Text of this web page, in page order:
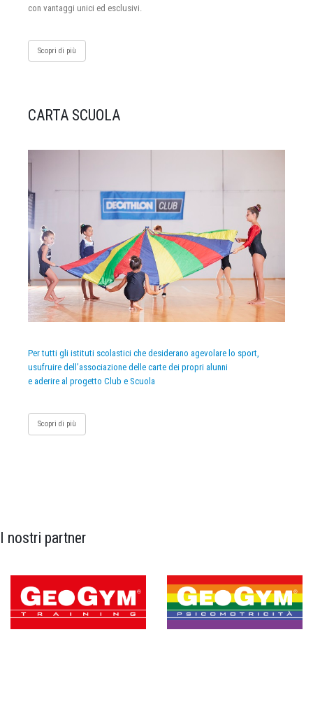
con vantaggi unici ed esclusivi.
Scopri di più
CARTA SCUOLA
Per tutti gli istituti scolastici che desiderano agevolare lo sport,
usufruire dell’associazione delle carte dei propri alunni
e aderire al progetto Club e Scuola
Scopri di più
I nostri partner